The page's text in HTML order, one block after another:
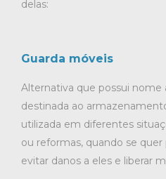
delas:
Guarda móveis
Alternativa que possui nome
destinada ao
utilizada em diferentes
ou reformas, quando se
evitar danos a eles e liberar